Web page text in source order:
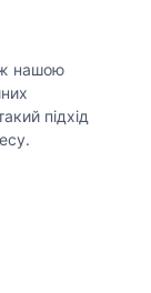
нашою
підхід